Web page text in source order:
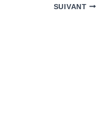
SUIVANT